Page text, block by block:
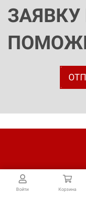
Войти Корзина